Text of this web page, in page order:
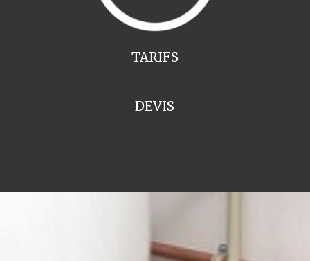
TARIFS
DEVIS